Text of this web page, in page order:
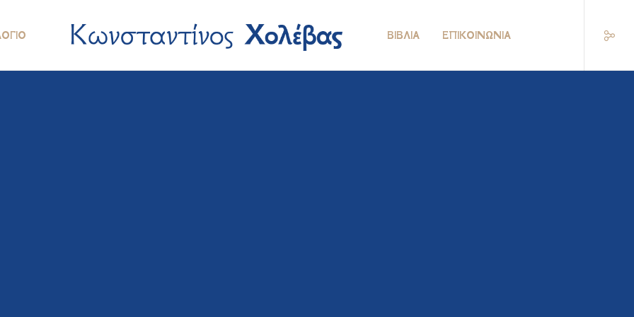
ΒΙΒΛΊΑ ΕΠΙΚΟΙΝΩΝΊΑ